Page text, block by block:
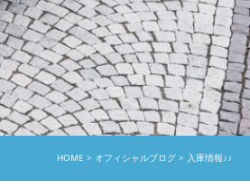
HOME オフィシャルブログ 入庫情報♪♪